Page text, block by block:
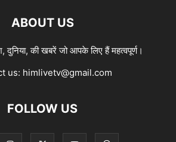
ABOUT US
दुनिया, की खबरें जो आपके लिए हैं महत्वपूर्ण।
us: himlivetv@gmail.com
FOLLOW US